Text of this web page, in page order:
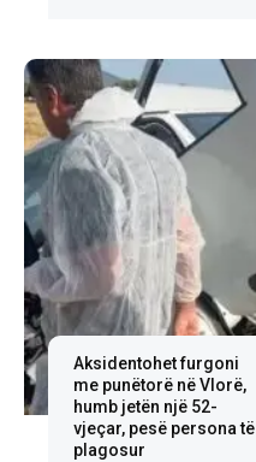
Aksidentohet furgoni
me punëtorë në Vlorë,
humb jetën një 52-
vjeçar, pesë persona të
plagosur